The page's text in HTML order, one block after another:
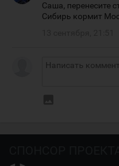
Саша, перенесите
Сибирь кормит